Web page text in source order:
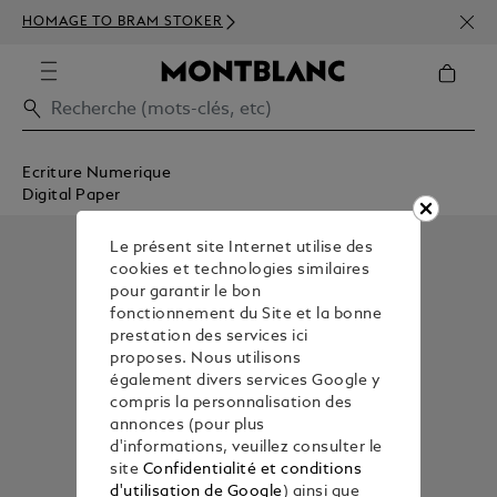
HOMAGE TO BRAM STOKER
DÈS
Ecriture Numerique
Digital Paper
Le présent site Internet utilise des
cookies et technologies similaires
pour garantir le bon
fonctionnement du Site et la bonne
prestation des services ici
proposes. Nous utilisons
également divers services Google y
compris la personnalisation des
annonces (pour plus
d'informations, veuillez consulter le
site Confidentialité et conditions
d'utilisation de Google) ainsi que